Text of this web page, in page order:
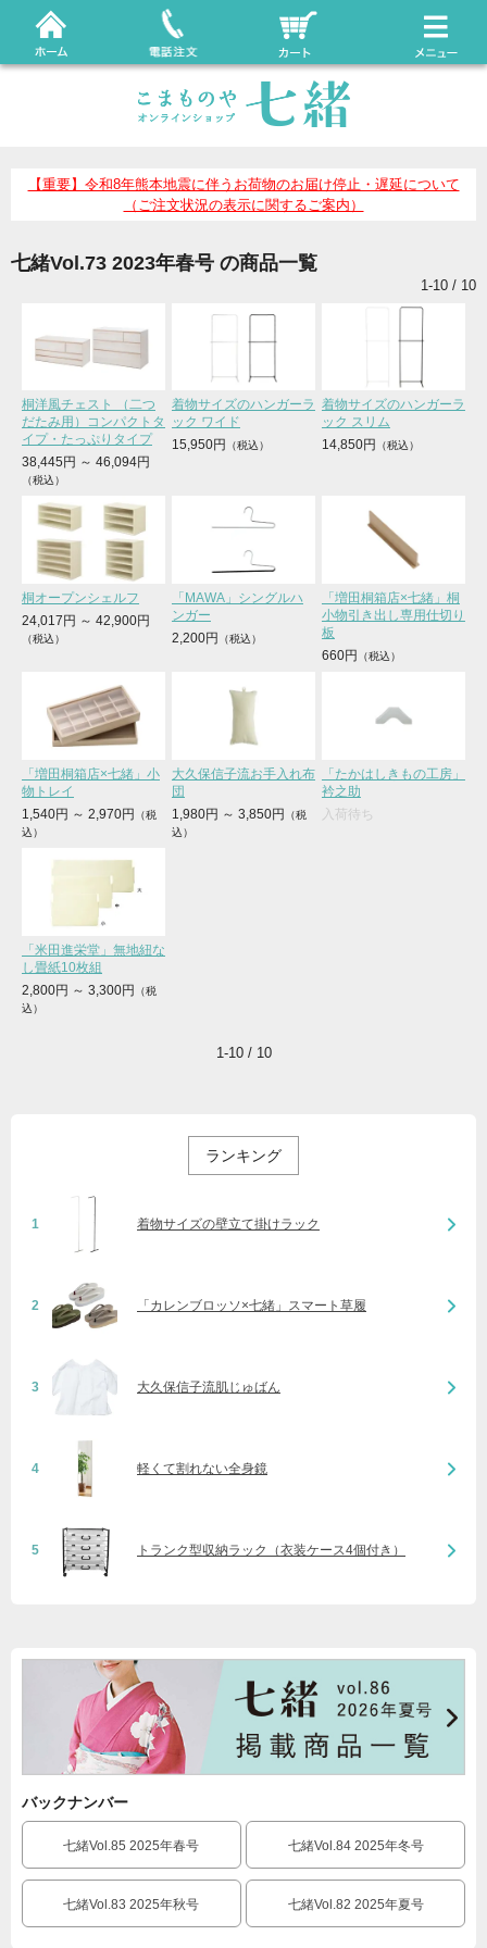
【重要】令和8年熊本地震に伴うお荷物のお届け停止・遅延について
（ご注文状況の表示に関するご案内）
七緒Vol.73 2023年春号 の商品一覧
1-10 / 10
桐洋風チェスト （二つ
だたみ用）コンパクトタ
イプ・たっぷりタイプ
38,445円 ～ 46,094円
着物サイズのハンガーラ
ック ワイド
15,950円
着物サイズのハンガーラ
ック スリム
14,850円
桐オープンシェルフ
24,017円 ～ 42,900円
「MAWA」シングルハ
ンガー
2,200円
「増田桐箱店×七緒」桐
小物引き出し専用仕切り
板
660円
「増田桐箱店×七緒」小
物トレイ
1,540円 ～ 2,970円
大久保信子流お手入れ布
団
1,980円 ～ 3,850円
「たかはしきもの工房」
衿之助
入荷待ち
「米田進栄堂」無地紐な
し畳紙10枚組
2,800円 ～ 3,300円
1-10 / 10
ランキング
1 着物サイズの壁立て掛けラック
2 「カレンブロッソ×七緒」スマート草履
3 大久保信子流肌じゅばん
4 軽くて割れない全身鏡
5 トランク型収納ラック（衣装ケース4個付き）
バックナンバー
七緒Vol.85 2025年春号 七緒Vol.84 2025年冬号
七緒Vol.83 2025年秋号 七緒Vol.82 2025年夏号